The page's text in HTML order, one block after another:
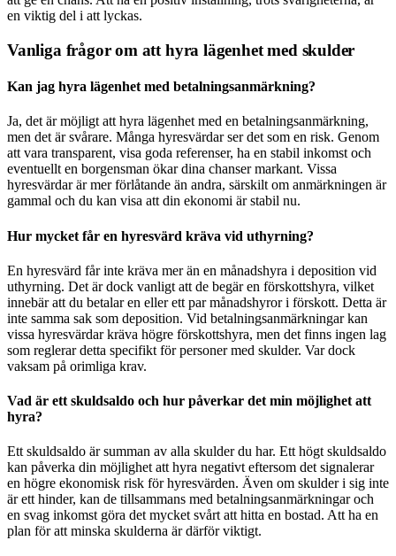
en viktig del i att lyckas.
Vanliga frågor om att hyra lägenhet med skulder
Kan jag hyra lägenhet med betalningsanmärkning?
Ja, det är möjligt att hyra lägenhet med en betalningsanmärkning,
men det är svårare. Många hyresvärdar ser det som en risk. Genom
att vara transparent, visa goda referenser, ha en stabil inkomst och
eventuellt en borgensman ökar dina chanser markant. Vissa
hyresvärdar är mer förlåtande än andra, särskilt om anmärkningen är
gammal och du kan visa att din ekonomi är stabil nu.
Hur mycket får en hyresvärd kräva vid uthyrning?
En hyresvärd får inte kräva mer än en månadshyra i deposition vid
uthyrning. Det är dock vanligt att de begär en förskottshyra, vilket
innebär att du betalar en eller ett par månadshyror i förskott. Detta är
inte samma sak som deposition. Vid betalningsanmärkningar kan
vissa hyresvärdar kräva högre förskottshyra, men det finns ingen lag
som reglerar detta specifikt för personer med skulder. Var dock
vaksam på orimliga krav.
Vad är ett skuldsaldo och hur påverkar det min möjlighet att
hyra?
Ett skuldsaldo är summan av alla skulder du har. Ett högt skuldsaldo
kan påverka din möjlighet att hyra negativt eftersom det signalerar
en högre ekonomisk risk för hyresvärden. Även om skulder i sig inte
är ett hinder, kan de tillsammans med betalningsanmärkningar och
en svag inkomst göra det mycket svårt att hitta en bostad. Att ha en
plan för att minska skulderna är därför viktigt.